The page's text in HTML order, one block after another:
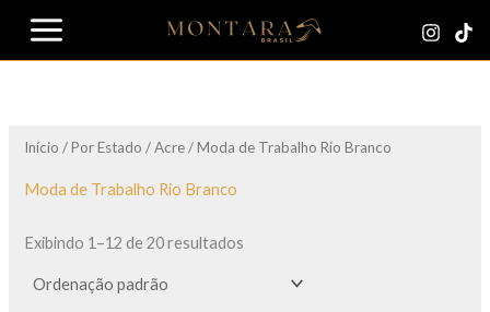
para
Início /Por Estado /Acre/ Moda de Trabalho Rio Branco
Moda de Trabalho Rio Branco
Exibindo 1–12 de 20 resultados